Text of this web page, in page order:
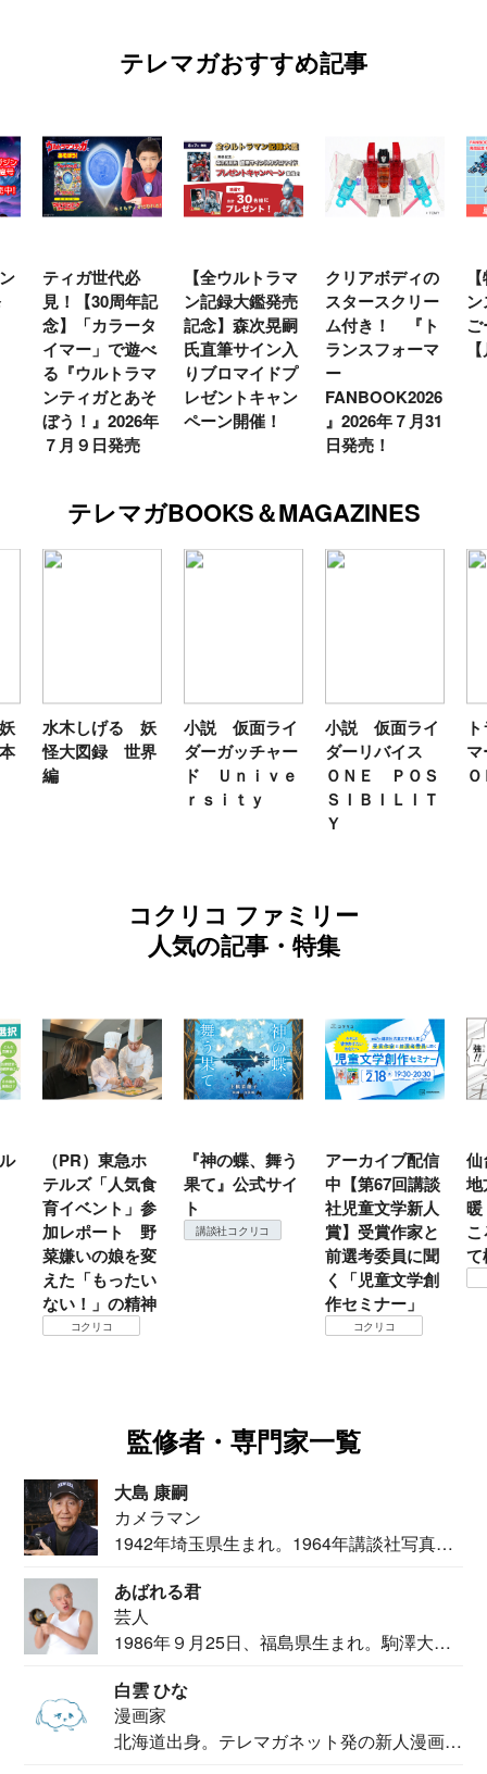
テレマガおすすめ記事
ティガ世代必
見！【30周年記
念】「カラータ
イマー」で遊べ
る『ウルトラマ
ンティガとあそ
ぼう！』2026年
７月９日発売
【全ウルトラマ
ン記録大鑑発売
記念】森次晃嗣
氏直筆サイン入
りブロマイドプ
レゼントキャン
ペーン開催！
クリアボディの
スタースクリー
ム付き！ 『ト
ランスフォーマ
ー
FANBOOK2026
』2026年７月31
日発売！
テレマガBOOKS＆MAGAZINES
水木しげる 妖
怪大図録 世界
編
小説 仮面ライ
ダーガッチャー
ド Ｕｎｉｖｅ
ｒｓｉｔｙ
小説 仮面ライ
ダーリバイス
ＯＮＥ ＰＯＳ
ＳＩＢＩＬＩＴ
Ｙ
コクリコ ファミリー
人気の記事・特集
（PR）東急ホ
テルズ「人気食
育イベント」参
加レポート 野
菜嫌いの娘を変
えた「もったい
ない！」の精神
コクリコ
『神の蝶、舞う
果て』公式サイ
ト
講談社コクリコ
アーカイブ配信
中【第67回講談
社児童文学新人
賞】受賞作家と
前選考委員に聞
く「児童文学創
作セミナー」
コクリコ
仙
地
て
監修者・専門家一覧
大島 康嗣
カメラマン
1942年埼玉県生まれ。1964年講談社写真部
あばれる君
芸人
1986年９月25日、福島県生まれ。駒澤大学
白雲 ひな
漫画家
北海道出身。テレマガネット発の新人漫画